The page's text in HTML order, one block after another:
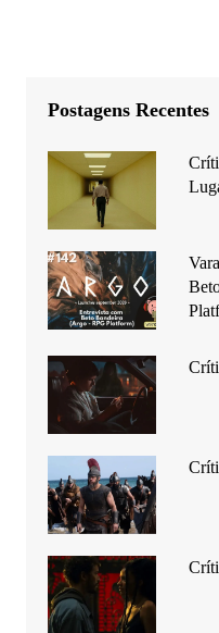
Postagens Recentes